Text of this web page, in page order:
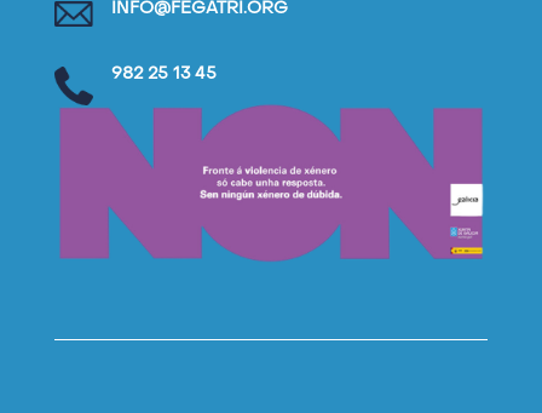
INFO@FEGATRI.ORG
982 25 13 45